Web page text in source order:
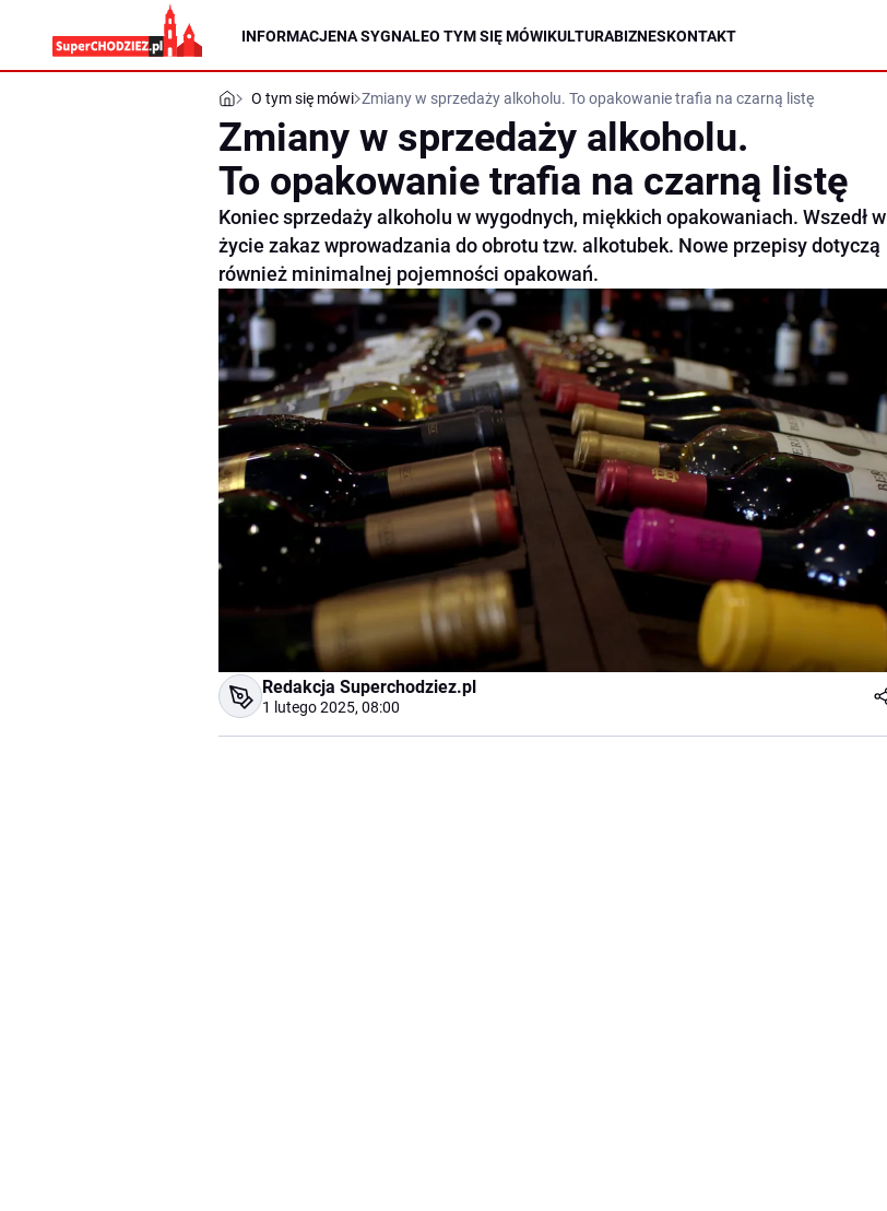
INFORMACJENA SYGNALEO TYM SIĘ MÓWIKULTURABIZNESKONTAKT
O tym się mówi Zmiany w sprzedaży alkoholu. To opakowanie trafia na czarną listę
Zmiany w sprzedaży alkoholu.
To opakowanie trafia na czarną listę
Koniec sprzedaży alkoholu w wygodnych, miękkich opakowaniach. Wszedł w
życie zakaz wprowadzania do obrotu tzw. alkotubek. Nowe przepisy dotyczą
również minimalnej pojemności opakowań.
Redakcja Superchodziez.pl
1 lutego 2025, 08:00